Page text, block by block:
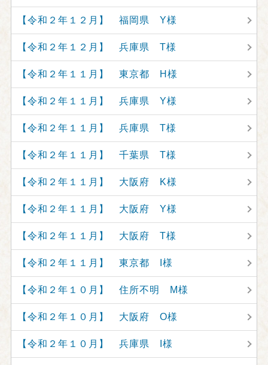
【令和２年１２月】 福岡県 Y様
【令和２年１２月】 兵庫県 T様
【令和２年１１月】 東京都 H様
【令和２年１１月】 兵庫県 Y様
【令和２年１１月】 兵庫県 T様
【令和２年１１月】 千葉県 T様
【令和２年１１月】 大阪府 K様
【令和２年１１月】 大阪府 Y様
【令和２年１１月】 大阪府 T様
【令和２年１１月】 東京都 I様
【令和２年１０月】 住所不明 M様
【令和２年１０月】 大阪府 O様
【令和２年１０月】 兵庫県 I様